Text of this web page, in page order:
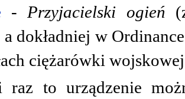
- Przyjacielski ogień
a dokładniej w
ciężarówki
raz to urządzenie